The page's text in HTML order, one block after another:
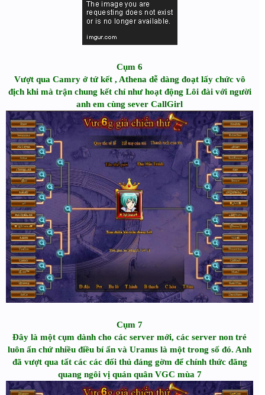
Cụm 6
Vượt qua Camry ở tứ kết , Athena dễ dàng đoạt lấy chức vô
địch khi mà trận chung kết chỉ như hoạt động Lôi đài với người
anh em cùng sever CallGirl
Cụm 7
Đây là một cụm dành cho các server mới, các server non trẻ
luôn ẩn chứ nhiều điều bí ẩn và Uranus là một trong số đó. Anh
đã vượt qua tất các các đối thủ đáng gờm để chính thức đăng
quang ngôi vị quán quân VGC mùa 7